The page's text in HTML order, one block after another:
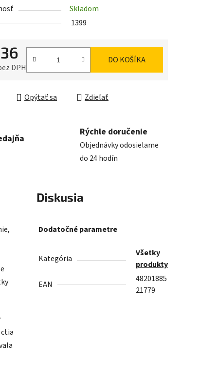
Skladom
1399
DPH
DO KOŠÍKA
Opýtať sa Zdieľať
Rýchle doručenie
Objednávky odosielame
do 24 hodín
Diskusia
Dodatočné parametre
Kategória
Všetky
produkty
EAN
48201885
21779